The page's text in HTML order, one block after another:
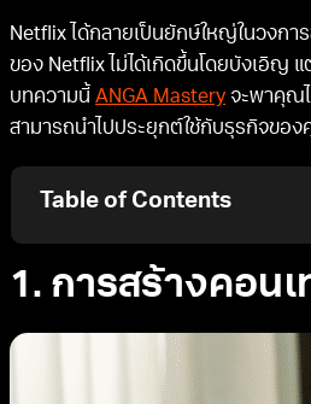
Netflix ได้กลายเป็นยักษ์ใหญ่ในวงกา
ของ Netflix ไม่ได้เกิดขึ้นโดยบังเอิญ
บทความนี้ ANGA Mastery จะพาคุณ
สามารถนำไปประยุกต์ใช้กับธุรกิจขอ
Table of Contents
1. การสร้างคอน